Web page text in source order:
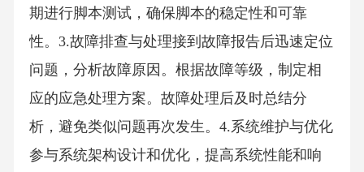
期进行脚本测试，确保脚本的稳定性和可靠
性。3.故障排查与处理接到故障报告后迅速定位
问题，分析故障原因。根据故障等级，制定相
应的应急处理方案。故障处理后及时总结分
析，避免类似问题再次发生。4.系统维护与优化
参与系统架构设计和优化，提高系统性能和响